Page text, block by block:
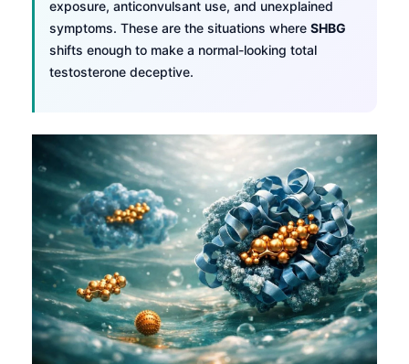
exposure, anticonvulsant use, and unexplained
symptoms. These are the situations where SHBG
shifts enough to make a normal-looking total
testosterone deceptive.